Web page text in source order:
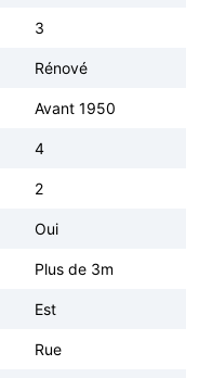
3
Rénové
Avant 1950
4
2
Oui
Plus de 3m
Est
Rue